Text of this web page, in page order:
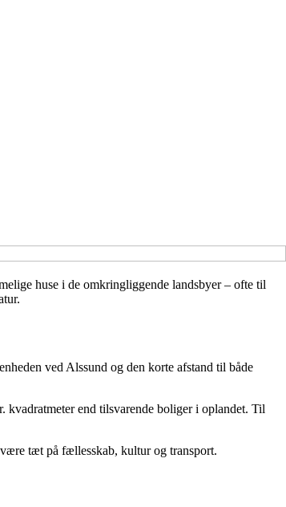
huse i de omkringliggende landsbyer – ofte til
ved Alssund og den korte afstand til både
end tilsvarende boliger i oplandet. Til
tæt på fællesskab, kultur og transport.